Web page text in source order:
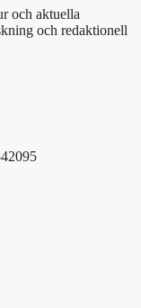
och aktuella
och redaktionell